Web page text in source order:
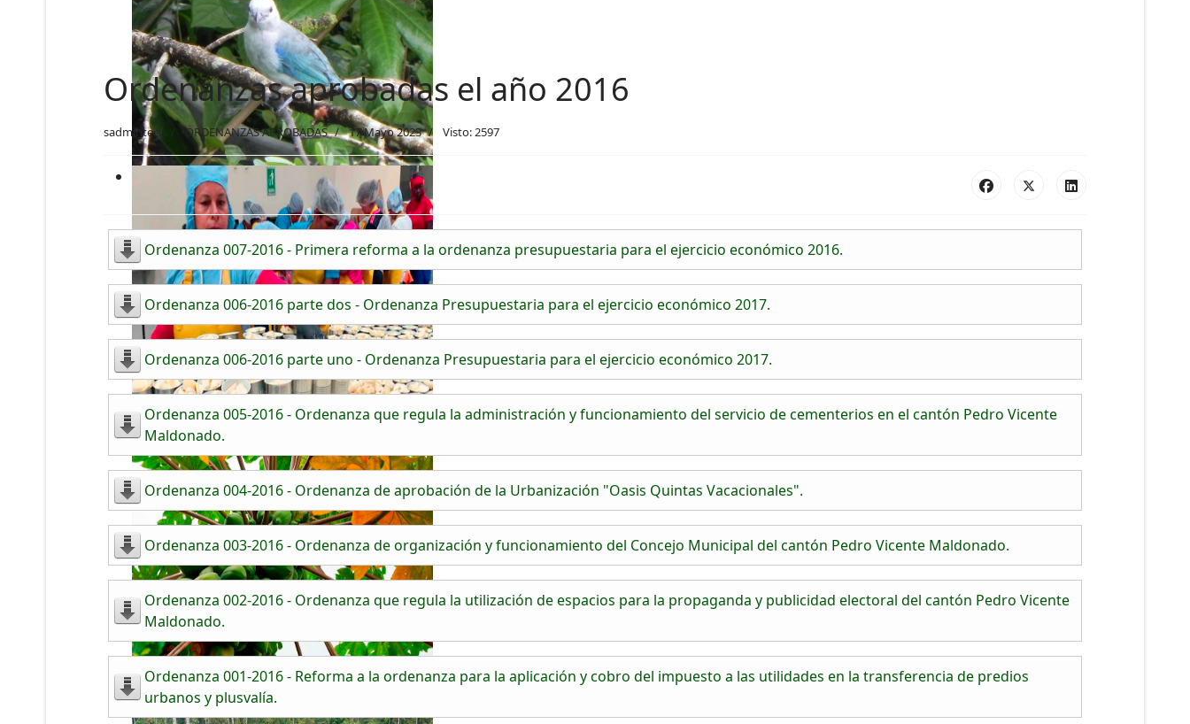
Ordenanzas aprobadas el año 2016
sadmintecc ORDENANZAS APROBADAS 17 Mayo 2023 Visto: 2597
Ordenanza 007-2016 - Primera reforma a la ordenanza presupuestaria para el ejercicio económico 2016.
Ordenanza 006-2016 parte dos - Ordenanza Presupuestaria para el ejercicio económico 2017.
Ordenanza 006-2016 parte uno - Ordenanza Presupuestaria para el ejercicio económico 2017.
Ordenanza 005-2016 - Ordenanza que regula la administración y funcionamiento del servicio de cementerios en el cantón Pedro Vicente
Maldonado.
Ordenanza 004-2016 - Ordenanza de aprobación de la Urbanización "Oasis Quintas Vacacionales".
Ordenanza 003-2016 - Ordenanza de organización y funcionamiento del Concejo Municipal del cantón Pedro Vicente Maldonado.
Ordenanza 002-2016 - Ordenanza que regula la utilización de espacios para la propaganda y publicidad electoral del cantón Pedro Vicente
Maldonado.
Ordenanza 001-2016 - Reforma a la ordenanza para la aplicación y cobro del impuesto a las utilidades en la transferencia de predios
urbanos y plusvalía.